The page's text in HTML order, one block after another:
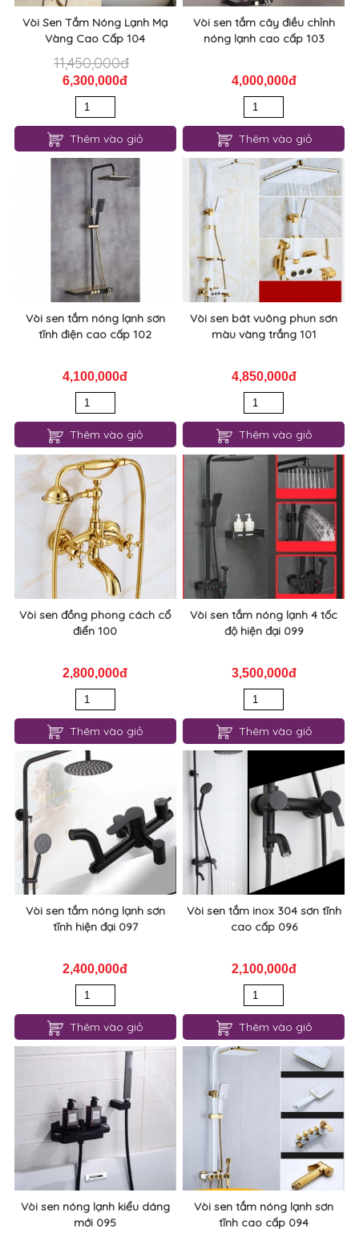
Vòi Sen Tắm Nóng Lạnh Mạ
Vàng Cao Cấp 104
11,450,000đ
6,300,000đ
Thêm vào giỏ
Vòi sen tắm cây điều chỉnh
nóng lạnh cao cấp 103
4,000,000đ
Thêm vào giỏ
Vòi sen tắm nóng lạnh sơn
tĩnh điện cao cấp 102
4,100,000đ
Thêm vào giỏ
Vòi sen bát vuông phun sơn
màu vàng trắng 101
4,850,000đ
Thêm vào giỏ
Vòi sen đồng phong cách cổ
điển 100
2,800,000đ
Thêm vào giỏ
Vòi sen tắm nóng lạnh 4 tốc
độ hiện đại 099
3,500,000đ
Thêm vào giỏ
Vòi sen tắm nóng lạnh sơn
tĩnh hiện đại 097
2,400,000đ
Thêm vào giỏ
Vòi sen tắm inox 304 sơn tĩnh
cao cấp 096
2,100,000đ
Thêm vào giỏ
Vòi sen nóng lạnh kiểu dáng
mới 095
Vòi sen tắm nóng lạnh sơn
tĩnh cao cấp 094